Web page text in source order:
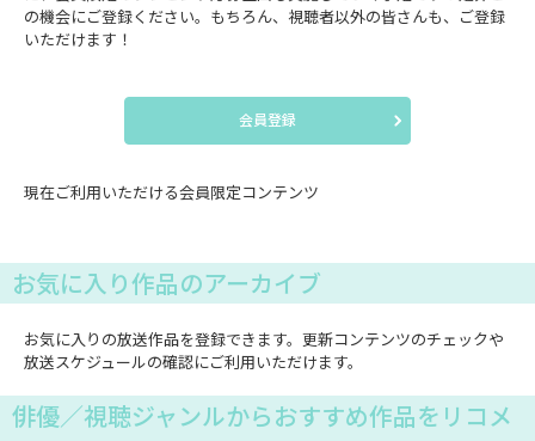
の機会にご登録ください。もちろん、視聴者以外の皆さんも、ご登録
いただけます！
会員登録
現在ご利用いただける会員限定コンテンツ
お気に入り作品のアーカイブ
お気に入りの放送作品を登録できます。更新コンテンツのチェックや
放送スケジュールの確認にご利用いただけます。
俳優／視聴ジャンルからおすすめ作品をリコメ